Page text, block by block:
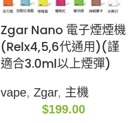
Zgar Nano 電子煙煙機
(Relx4,5,6代通用)(謹
適合3.0ml以上煙彈)
vape, Zgar, 主機
$199.00